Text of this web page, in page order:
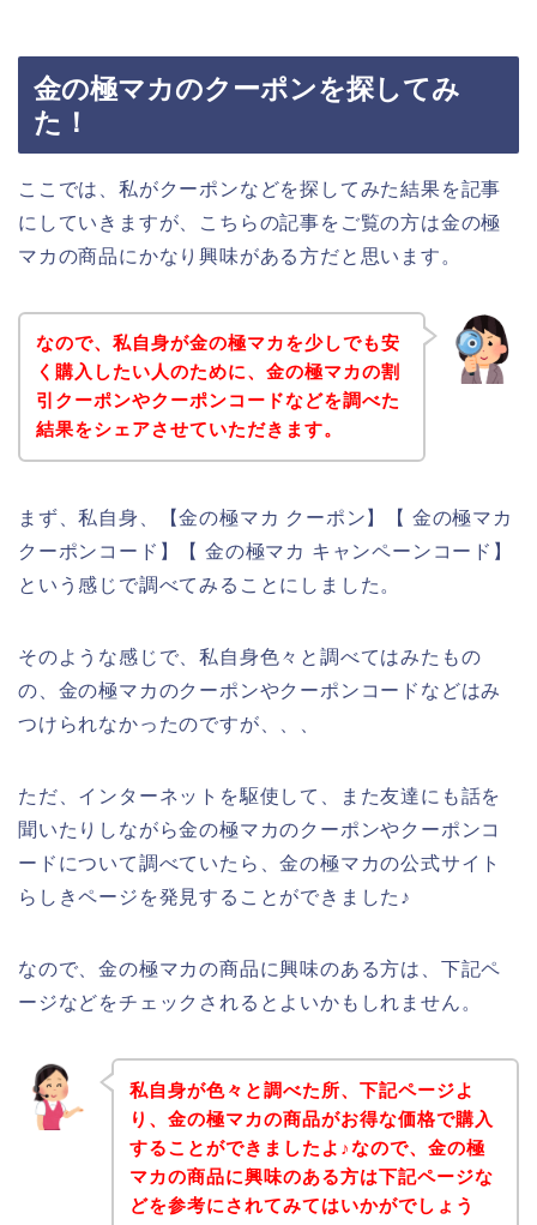
金の極マカのクーポンを探してみ
た！
ここでは、私がクーポンなどを探してみた結果を記事
にしていきますが、こちらの記事をご覧の方は金の極
マカの商品にかなり興味がある方だと思います。
なので、私自身が金の極マカを少しでも安
く購入したい人のために、金の極マカの割
引クーポンやクーポンコードなどを調べた
結果をシェアさせていただきます。
まず、私自身、【金の極マカ クーポン】【 金の極マカ
クーポンコード】【 金の極マカ キャンペーンコード】
という感じで調べてみることにしました。
そのような感じで、私自身色々と調べてはみたもの
の、金の極マカのクーポンやクーポンコードなどはみ
つけられなかったのですが、、、
ただ、インターネットを駆使して、また友達にも話を
聞いたりしながら金の極マカのクーポンやクーポンコ
ードについて調べていたら、金の極マカの公式サイト
らしきページを発見することができました♪
なので、金の極マカの商品に興味のある方は、下記ペ
ージなどをチェックされるとよいかもしれません。
私自身が色々と調べた所、下記ページよ
り、金の極マカの商品がお得な価格で購入
することができましたよ♪なので、金の極
マカの商品に興味のある方は下記ページな
どを参考にされてみてはいかがでしょう